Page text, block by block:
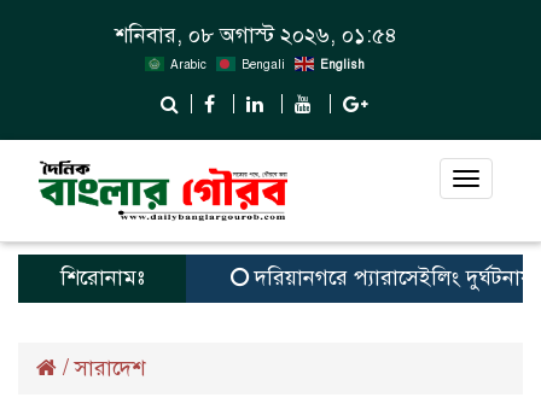
শনিবার, ০৮ অগাস্ট ২০২৬, ০১:৫৪
Arabic Bengali English
Toggle
শিরোনামঃ দরিয়ানগরে প্যারাসেইলিং দুর্ঘটনায়
/সারাদেশ